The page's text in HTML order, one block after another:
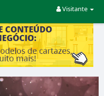
Visitante